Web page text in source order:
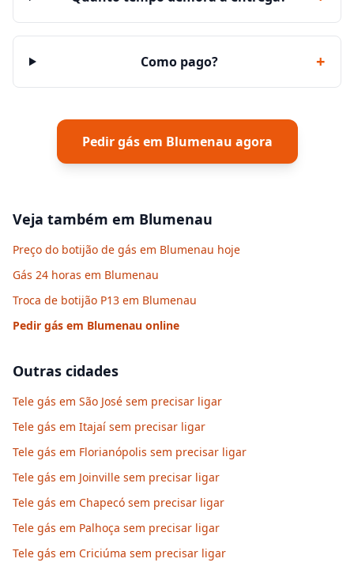
Como pago? +
Pedir gás em Blumenau agora
Veja também em Blumenau
Preço do botijão de gás em Blumenau hoje
Gás 24 horas em Blumenau
Troca de botijão P13 em Blumenau
Pedir gás em Blumenau online
Outras cidades
Tele gás em São José sem precisar ligar
Tele gás em Itajaí sem precisar ligar
Tele gás em Florianópolis sem precisar ligar
Tele gás em Joinville sem precisar ligar
Tele gás em Chapecó sem precisar ligar
Tele gás em Palhoça sem precisar ligar
Tele gás em Criciúma sem precisar ligar